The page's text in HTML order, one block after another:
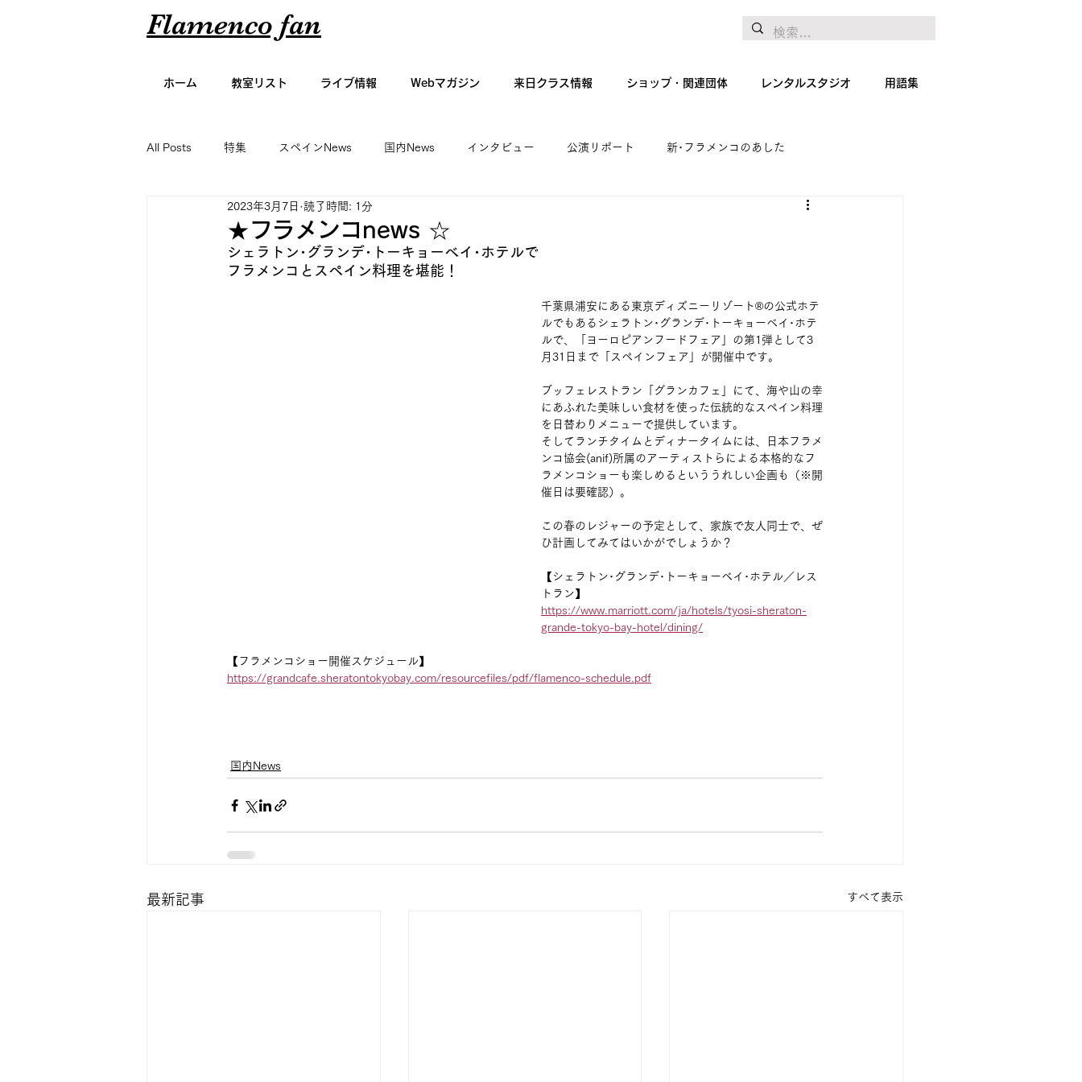
Flamenco fan
ホーム 教室リスト ライブ情報 Webマガジン 来日クラス情報 ショップ・関連団体 レンタルスタジオ 用語集
All Posts 特集 スペインNews 国内News インタビュー 公演リポート 新･フラメンコのあした
アーティスト名鑑 エッセイ 絵画
★フラメンコnews ☆
2023年3月7日 読了時間: 1分
シェラトン･グランデ･トーキョーベイ･ホテルで
フラメンコとスペイン料理を堪能！
千葉県浦安にある東京ディズニーリゾート®の公式ホテ
ルでもあるシェラトン･グランデ･トーキョーベイ･ホテ
ルで、「ヨーロピアンフードフェア」の第1弾として3
月31日まで「スペインフェア」が開催中です。
ブッフェレストラン「グランカフェ」にて、海や山の幸
にあふれた美味しい食材を使った伝統的なスペイン料理
を日替わりメニューで提供しています。
そしてランチタイムとディナータイムには、日本フラメ
ンコ協会(anif)所属のアーティストらによる本格的なフ
ラメンコショーも楽しめるといううれしい企画も（※開
催日は要確認）。
この春のレジャーの予定として、家族で友人同士で、ぜ
ひ計画してみてはいかがでしょうか？
【シェラトン･グランデ･トーキョーベイ･ホテル／レス
トラン】
https://www.marriott.com/ja/hotels/tyosi-sheraton-
grande-tokyo-bay-hotel/dining/
【フラメンコショー開催スケジュール】
https://grandcafe.sheratontokyobay.com/resourcefiles/pdf/flamenco-schedule.pdf
国内News
最新記事 すべて表示